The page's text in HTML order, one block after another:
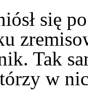
się
Tak
w